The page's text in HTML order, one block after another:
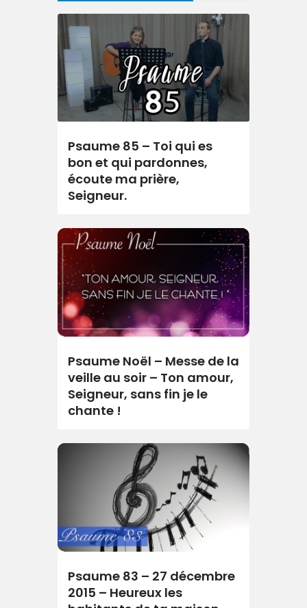
Psaume 85 – Toi qui es
bon et qui pardonnes,
écoute ma prière,
Seigneur.
Psaume Noël – Messe de la
veille au soir – Ton amour,
Seigneur, sans fin je le
chante !
Psaume 83 – 27 décembre
2015 – Heureux les